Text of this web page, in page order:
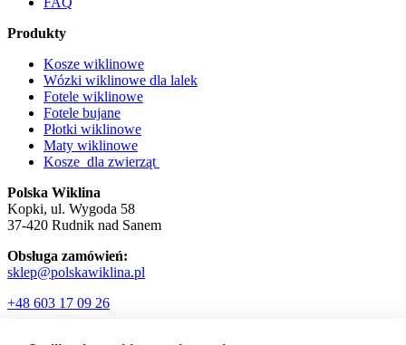
Produkty
Kosze wiklinowe
Wózki wiklinowe dla lalek
Fotele wiklinowe
Fotele bujane
Płotki wiklinowe
Maty wiklinowe
Kosze dla zwierząt
Polska Wiklina
Kopki, ul. Wygoda 58
37-420 Rudnik nad Sanem
Obsługa zamówień:
sklep@polskawiklina.pl
+48 603 17 09 26